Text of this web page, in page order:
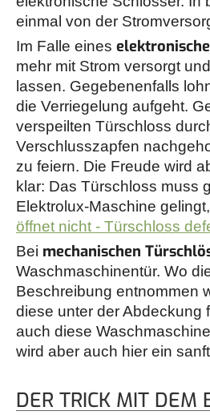
einmal von der
Im Falle eines
mehr mit Strom versorgt
lassen. Gegebenenfalls
die Verriegelung aufgeht.
verspeilten Türschloss
Verschlusszapfen
zu feiern. Die Freude wird
klar: Das Türschloss muss
Elektrolux-Maschine
öffnet nicht - Türschloss
Bei mechanischen
Waschmaschinentür. Wo
Beschreibung entnommen
diese unter der Abdeckung
auch diese
wird aber auch hier ein
DER TRICK MIT DEM